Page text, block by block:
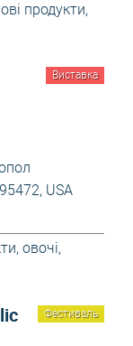
продукти,
Виставка
USA
овочі,
Фестиваль